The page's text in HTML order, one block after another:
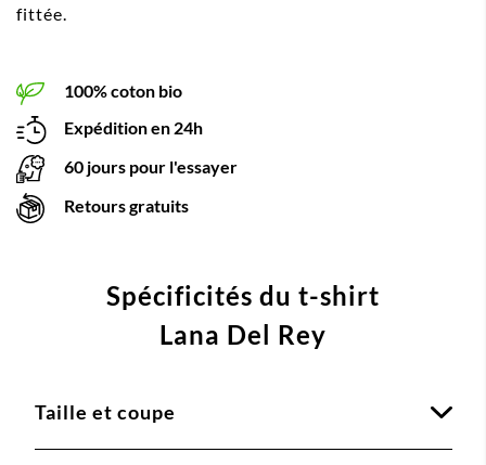
fittée.
100% coton bio
Expédition en 24h
60 jours pour l'essayer
Retours gratuits
Spécificités du t-shirt
Lana Del Rey
Taille et coupe